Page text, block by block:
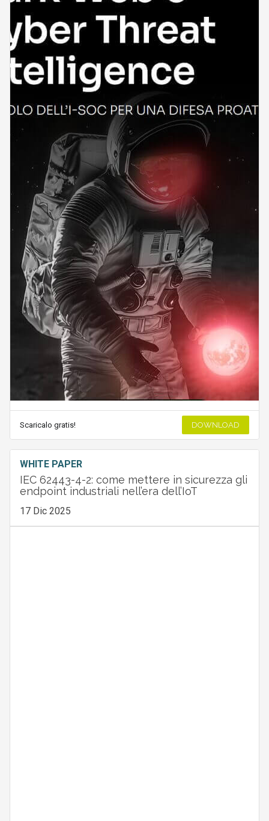
Scaricalo gratis! DOWNLOAD
WHITE PAPER
IEC 62443-4-2: come mettere in sicurezza gli
endpoint industriali nell’era dell’IoT
17 Dic 2025